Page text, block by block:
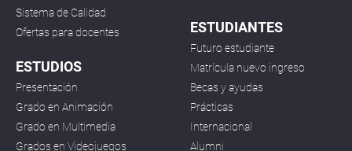
Sistema de Calidad
Ofertas para docentes
ESTUDIOS
Presentación
Grado en Animación
Grado en Multimedia
Grados en Videojuegos
ESTUDIANTES
Futuro estudiante
Matrícula nuevo ingreso
Becas y ayudas
Prácticas
Internacional
Alumni